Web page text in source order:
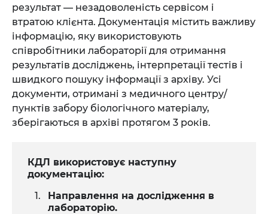
результат — незадоволеність сервісом і
втратою клієнта. Документація містить важливу
інформацію, яку використовують
співробітники лабораторії для отримання
результатів досліджень, інтерпретації тестів і
швидкого пошуку інформації з архіву. Усі
документи, отримані з медичного центру/
пунктів забору біологічного матеріалу,
зберігаються в архіві протягом 3 років.
КДЛ використовує наступну
документацію:
Направлення на дослідження в
лабораторію.